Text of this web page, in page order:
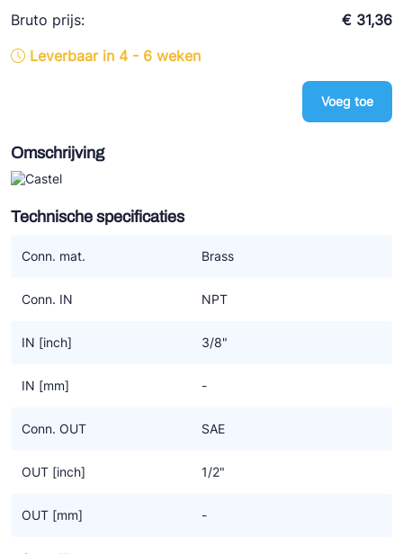
Bruto prijs:
€ 31,36
Leverbaar in 4 - 6 weken
Voeg toe
Omschrijving
Technische specificaties
Conn. mat. Brass
Conn. IN NPT
IN [inch] 3/8"
IN [mm] -
Conn. OUT SAE
OUT [inch] 1/2"
OUT [mm] -